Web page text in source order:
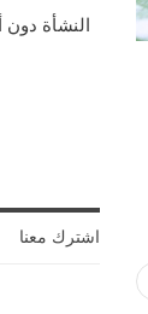
النشأة
اشترك معنا